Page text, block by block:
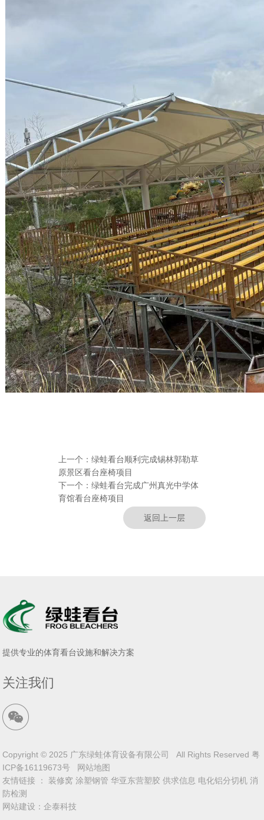
上一个： 绿蛙看台顺利完成锡林郭勒草
原景区看台座椅项目
下一个： 绿蛙看台完成广州真光中学体
育馆看台座椅项目
返回上一层
提供专业的体育看台设施和解决方案
关注我们
Copyright © 2025 广东绿蛙体育设备有限公司 All Rights Reserved 粤
ICP备16119673号
网站地图
友情链接 ：装修窝 涂塑钢管 华亚东营塑胶 供求信息 电化铝分切机 消
防检测
网站建设 ： 企泰科技